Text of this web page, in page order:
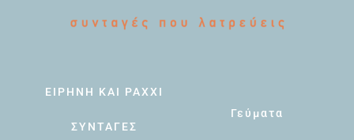
ΕΙΡΗΝΗ ΚΑΙ PAXXI
ΣΥΝΤΑΓΕΣ
Γεύματα